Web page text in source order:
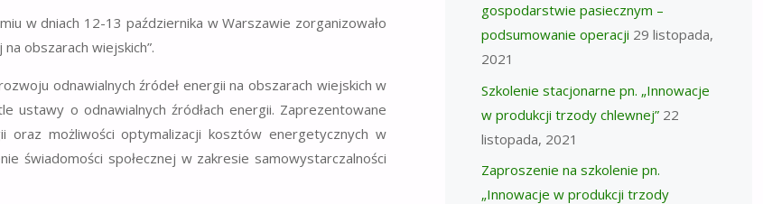
w dniach 12-13 października w Warszawie zorganizowało
obszarach wiejskich”.
odnawialnych źródeł energii na obszarach wiejskich w
ustawy o odnawialnych źródłach energii. Zaprezentowane
oraz możliwości optymalizacji kosztów energetycznych w
świadomości społecznej w zakresie samowystarczalności
gospodarstwie pasiecznym –
podsumowanie operacji 29 listopada,
2021
Szkolenie stacjonarne pn. „Innowacje
w produkcji trzody chlewnej” 22
listopada, 2021
Zaproszenie na szkolenie pn.
„Innowacje w produkcji trzody